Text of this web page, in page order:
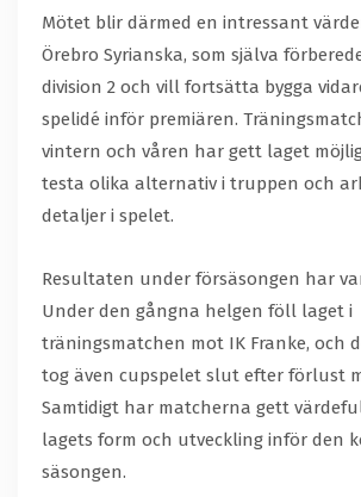
Mötet blir därmed en intressant
Örebro Syrianska, som själva
division 2 och vill fortsätta bygga
spelidé inför premiären.
vintern och våren har gett laget
testa olika alternativ i truppen och
detaljer i spelet.
Resultaten under försäsongen har
Under den gångna helgen föll laget i
träningsmatchen mot IK Franke, och
tog även cupspelet slut efter förlust
Samtidigt har matcherna gett
lagets form och utveckling inför den
säsongen.